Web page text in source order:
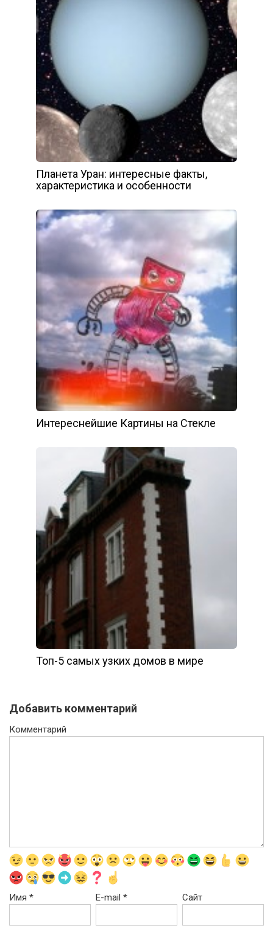
Планета Уран: интересные факты,
характеристика и особенности
Интереснейшие Картины на Стекле
Топ-5 самых узких домов в мире
Добавить комментарий
Комментарий
Имя * E-mail* Сайт